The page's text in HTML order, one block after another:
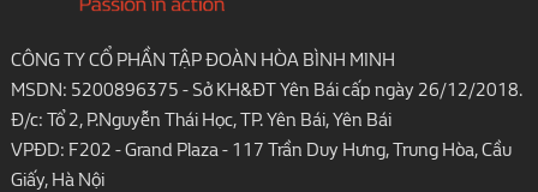
CÔNG TY CỔ PHẦN TẬP ĐOÀN HÒA BÌNH MINH
MSDN: 5200896375 - Sở KH&ĐT Yên Bái cấp ngày 26/12/2018.
Đ/c: Tổ 2, P.Nguyễn Thái Học, TP. Yên Bái, Yên Bái
VPĐD: F202 - Grand Plaza - 117 Trần Duy Hưng, Trung Hòa, Cầu
Giấy, Hà Nội